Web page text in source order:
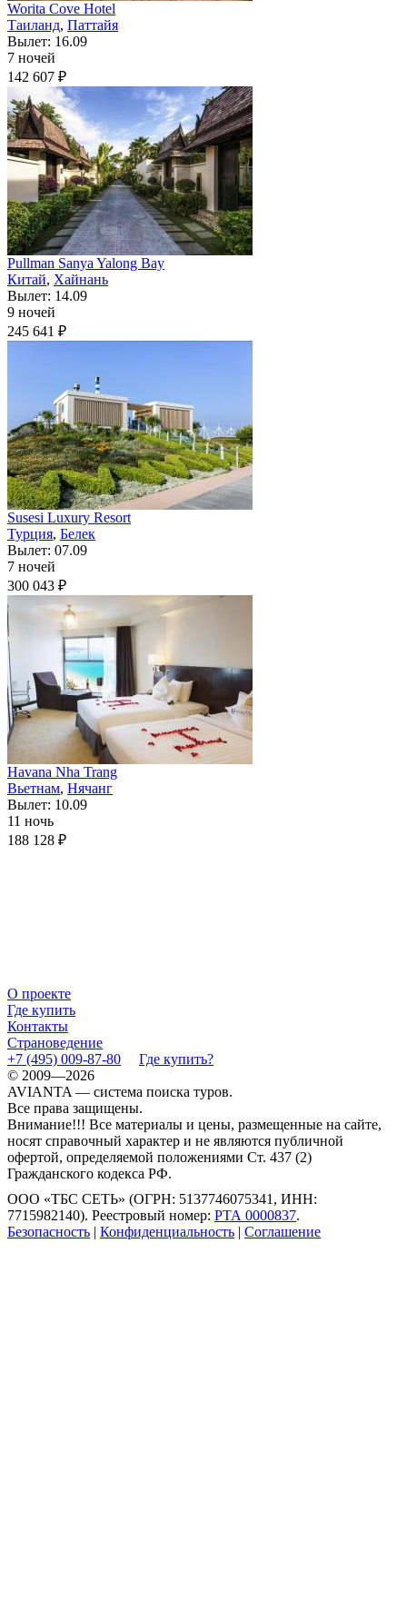
Worita Cove Hotel
Таиланд, Паттайя
Вылет: 16.09
7 ночей
142 607 ₽
Pullman Sanya Yalong Bay
Китай, Хайнань
Вылет: 14.09
9 ночей
245 641 ₽
Susesi Luxury Resort
Турция, Белек
Вылет: 07.09
7 ночей
300 043 ₽
Havana Nha Trang
Вьетнам, Нячанг
Вылет: 10.09
11 ночь
188 128 ₽
О проекте
Где купить
Контакты
Страноведение
+7 (495) 009-87-80
Где купить?
© 2009—2026
AVIANTA — система поиска туров.
Все права защищены.
Внимание!!! Все материалы и цены, размещенные на сайте,
носят справочный характер и не являются публичной
офертой, определяемой положениями Ст. 437 (2)
Гражданского кодекса РФ.
ООО «ТБС СЕТЬ» (ОГРН: 5137746075341, ИНН:
7715982140). Реестровый номер: РТА 0000837.
Безопасность | Конфиденциальность | Соглашение